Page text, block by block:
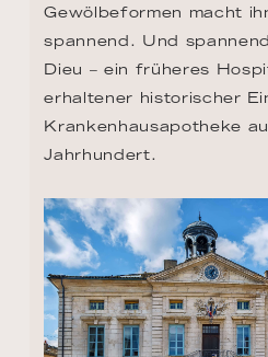
Gewölbeformen macht
spannend. Und
Dieu – ein früheres
erhaltener historischer
Krankenhausapotheke
Jahrhundert.